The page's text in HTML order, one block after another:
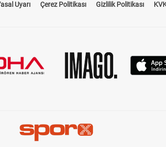
Uyarı Çerez Politikası Gizlilik Politikası